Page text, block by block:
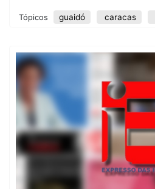
Tópicos guaidó caracas